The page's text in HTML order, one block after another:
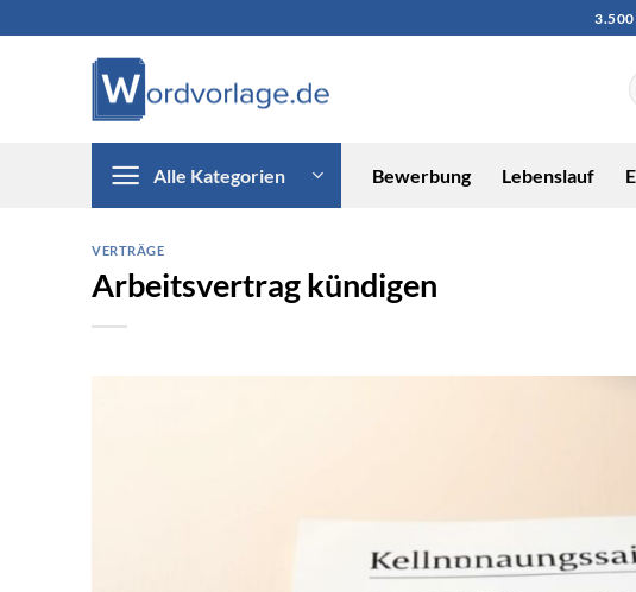
3.500
Alle Kategorien Bewerbung Lebenslauf
VERTRÄGE
Arbeitsvertrag kündigen